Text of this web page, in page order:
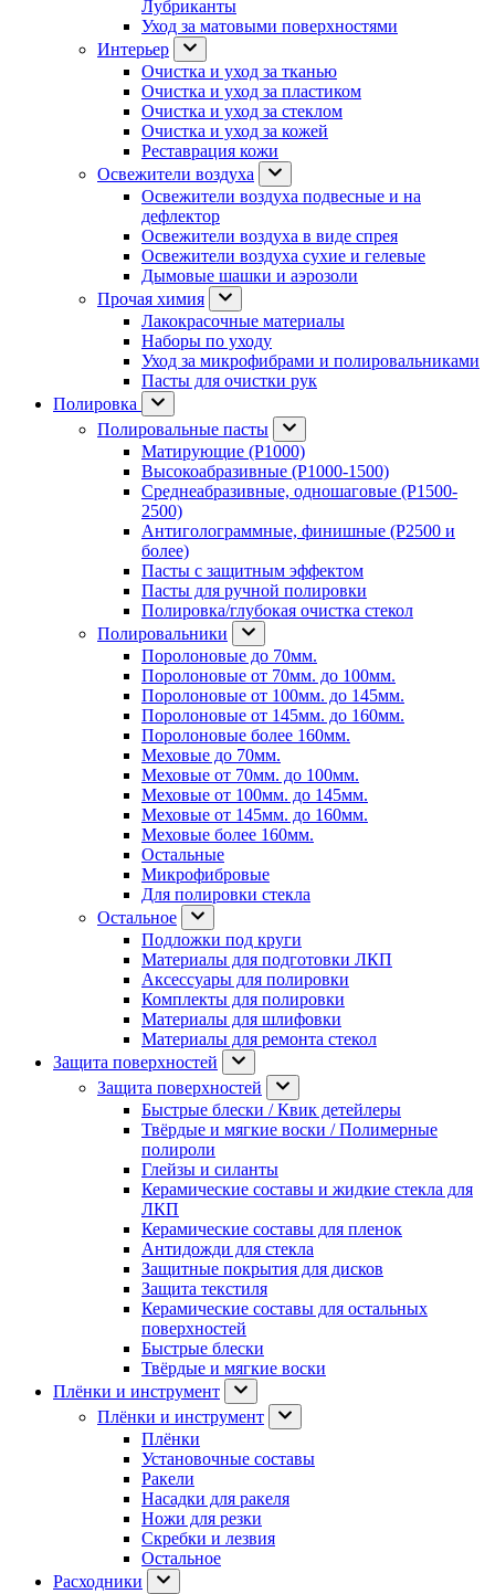
Лубриканты
Уход за матовыми поверхностями
Интерьер
Очистка и уход за тканью
Очистка и уход за пластиком
Очистка и уход за стеклом
Очистка и уход за кожей
Реставрация кожи
Освежители воздуха
Освежители воздуха подвесные и на
дефлектор
Освежители воздуха в виде спрея
Освежители воздуха сухие и гелевые
Дымовые шашки и аэрозоли
Прочая химия
Лакокрасочные материалы
Наборы по уходу
Уход за микрофибрами и полировальниками
Пасты для очистки рук
Полировка
Полировальные пасты
Матирующие (P1000)
Высокоабразивные (P1000-1500)
Среднеабразивные, одношаговые (P1500-
2500)
Антиголограммные, финишные (P2500 и
более)
Пасты с защитным эффектом
Пасты для ручной полировки
Полировка/глубокая очистка стекол
Полировальники
Поролоновые до 70мм.
Поролоновые от 70мм. до 100мм.
Поролоновые от 100мм. до 145мм.
Поролоновые от 145мм. до 160мм.
Поролоновые более 160мм.
Меховые до 70мм.
Меховые от 70мм. до 100мм.
Меховые от 100мм. до 145мм.
Меховые от 145мм. до 160мм.
Меховые более 160мм.
Остальные
Микрофибровые
Для полировки стекла
Остальное
Подложки под круги
Материалы для подготовки ЛКП
Аксессуары для полировки
Комплекты для полировки
Материалы для шлифовки
Материалы для ремонта стекол
Защита поверхностей
Защита поверхностей
Быстрые блески / Квик детейлеры
Твёрдые и мягкие воски / Полимерные
полироли
Глейзы и силанты
Керамические составы и жидкие стекла для
ЛКП
Керамические составы для пленок
Антидожди для стекла
Защитные покрытия для дисков
Защита текстиля
Керамические составы для остальных
поверхностей
Быстрые блески
Твёрдые и мягкие воски
Плёнки и инструмент
Плёнки и инструмент
Плёнки
Установочные составы
Ракели
Насадки для ракеля
Ножи для резки
Скребки и лезвия
Остальное
Расходники